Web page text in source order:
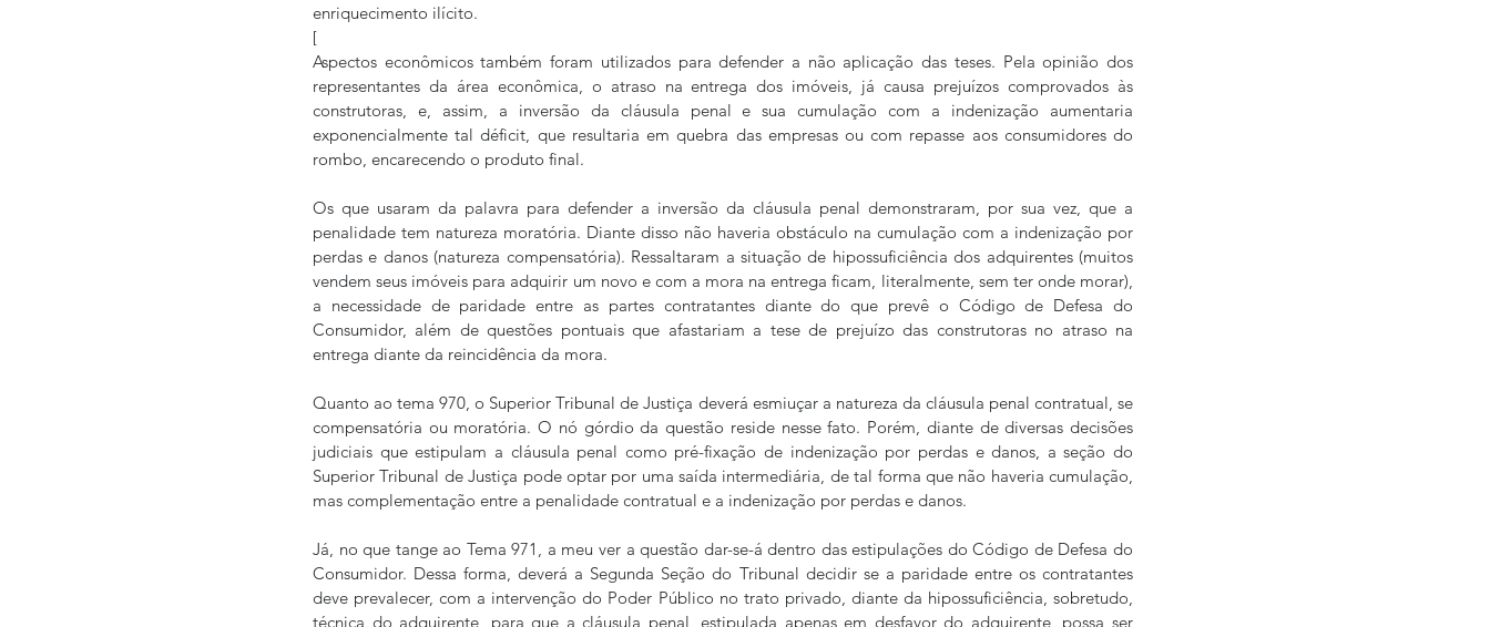
enriquecimento ilícito.
[
Aspectos econômicos também foram utilizados para defender a não aplicação das teses. Pela opinião dos
representantes da área econômica, o atraso na entrega dos imóveis, já causa prejuízos comprovados às
construtoras, e, assim, a inversão da cláusula penal e sua cumulação com a indenização aumentaria
exponencialmente tal déficit, que resultaria em quebra das empresas ou com repasse aos consumidores do
rombo, encarecendo o produto final.
Os que usaram da palavra para defender a inversão da cláusula penal demonstraram, por sua vez, que a
penalidade tem natureza moratória. Diante disso não haveria obstáculo na cumulação com a indenização por
perdas e danos (natureza compensatória). Ressaltaram a situação de hipossuficiência dos adquirentes (muitos
vendem seus imóveis para adquirir um novo e com a mora na entrega ficam, literalmente, sem ter onde morar),
a necessidade de paridade entre as partes contratantes diante do que prevê o Código de Defesa do
Consumidor, além de questões pontuais que afastariam a tese de prejuízo das construtoras no atraso na
entrega diante da reincidência da mora.
Quanto ao tema 970, o Superior Tribunal de Justiça deverá esmiuçar a natureza da cláusula penal contratual, se
compensatória ou moratória. O nó górdio da questão reside nesse fato. Porém, diante de diversas decisões
judiciais que estipulam a cláusula penal como pré-fixação de indenização por perdas e danos, a seção do
Superior Tribunal de Justiça pode optar por uma saída intermediária, de tal forma que não haveria cumulação,
mas complementação entre a penalidade contratual e a indenização por perdas e danos.
Já, no que tange ao Tema 971, a meu ver a questão dar-se-á dentro das estipulações do Código de Defesa do
Consumidor. Dessa forma, deverá a Segunda Seção do Tribunal decidir se a paridade entre os contratantes
deve prevalecer, com a intervenção do Poder Público no trato privado, diante da hipossuficiência, sobretudo,
técnica do adquirente, para que a cláusula penal, estipulada apenas em desfavor do adquirente, possa ser